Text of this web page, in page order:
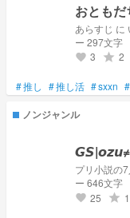
おとも
あらすじ に
ー 297文字
favorite 3 grade 2
#推し #推し活 #sxxn #
ノンジャンル
プリ小説の
ー 646文字
favorite 25 grade